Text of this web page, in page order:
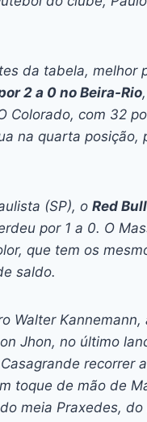
da tabela, melhor
2 a 0 no Beira-Rio
Colorado, com 32
na quarta posição,
(SP), o Red
por 1 a 0. O
que tem os
saldo.
Walter
Jhon, no último
recorrer
toque de mão de
meia Praxedes, do